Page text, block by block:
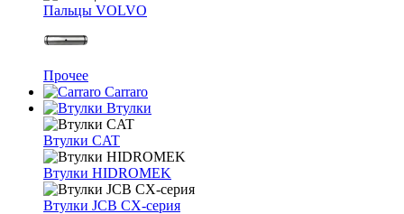
Пальцы VOLVO
Прочее
Carraro
Втулки
Втулки CAT
Втулки HIDROMEK
Втулки JCB CX-серия